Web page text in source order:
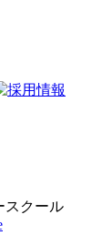
スクール